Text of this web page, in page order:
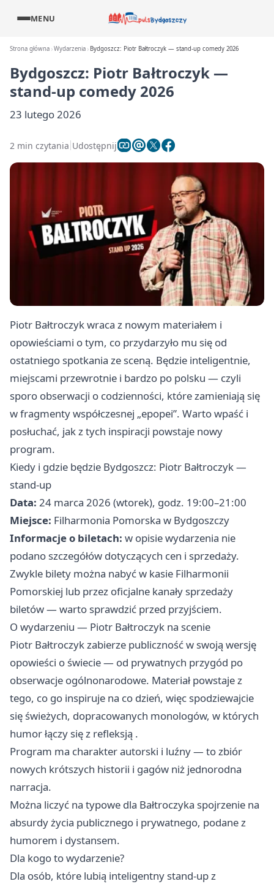
MENU
Strona główna Wydarzenia Bydgoszcz: Piotr Bałtroczyk — stand-up comedy 2026
Bydgoszcz: Piotr Bałtroczyk —
stand-up comedy 2026
23 lutego 2026
2 min czytania Udostępnij
Piotr Bałtroczyk wraca z nowym materiałem i
opowieściami o tym, co przydarzyło mu się od
ostatniego spotkania ze sceną. Będzie inteligentnie,
miejscami przewrotnie i bardzo po polsku — czyli
sporo obserwacji o codzienności, które zamieniają się
w fragmenty współczesnej „epopei”. Warto wpaść i
posłuchać, jak z tych inspiracji powstaje nowy
program.
Kiedy i gdzie będzie Bydgoszcz: Piotr Bałtroczyk —
stand-up
Data: 24 marca 2026 (wtorek), godz. 19:00–21:00
Miejsce: Filharmonia Pomorska w Bydgoszczy
Informacje o biletach: w opisie wydarzenia nie
podano szczegółów dotyczących cen i sprzedaży.
Zwykle bilety można nabyć w kasie Filharmonii
Pomorskiej lub przez oficjalne kanały sprzedaży
biletów — warto sprawdzić przed przyjściem.
O wydarzeniu — Piotr Bałtroczyk na scenie
Piotr Bałtroczyk zabierze publiczność w swoją wersję
opowieści o świecie — od prywatnych przygód po
obserwacje ogólnonarodowe. Materiał powstaje z
tego, co go inspiruje na co dzień, więc spodziewajcie
się świeżych, dopracowanych monologów, w których
humor łączy się z refleksją .
Program ma charakter autorski i luźny — to zbiór
nowych krótszych historii i gagów niż jednorodna
narracja.
Można liczyć na typowe dla Bałtroczyka spojrzenie na
absurdy życia publicznego i prywatnego, podane z
humorem i dystansem.
Dla kogo to wydarzenie?
Dla osób, które lubią inteligentny stand-up z